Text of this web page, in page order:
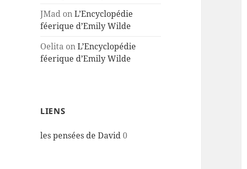
JMad onL’Encyclopédie
féerique d’Emily Wilde
Oelita onL’Encyclopédie
féerique d’Emily Wilde
LIENS
les pensées de David0